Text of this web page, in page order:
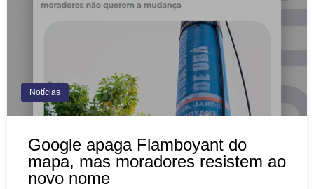
Notícias
Google apaga Flamboyant do
mapa, mas moradores resistem ao
novo nome